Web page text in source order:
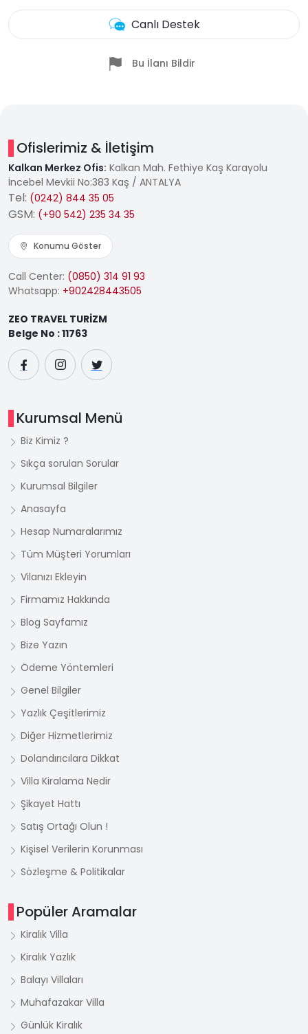
Canlı Destek
Bu İlanı Bildir
Ofislerimiz & İletişim
Kalkan Merkez Ofis: Kalkan Mah. Fethiye Kaş Karayolu
İncebel Mevkii No:383 Kaş / ANTALYA
Tel: (0242) 844 35 05
GSM: (+90 542) 235 34 35
Konumu Göster
Call Center: (0850) 314 91 93
Whatsapp: +902428443505
ZEO TRAVEL TURİZM
Belge No : 11763
Kurumsal Menü
Biz Kimiz ?
Sıkça sorulan Sorular
Kurumsal Bilgiler
Anasayfa
Hesap Numaralarımız
Tüm Müşteri Yorumları
Vilanızı Ekleyin
Firmamız Hakkında
Blog Sayfamız
Bize Yazın
Ödeme Yöntemleri
Genel Bilgiler
Yazlık Çeşitlerimiz
Diğer Hizmetlerimiz
Dolandırıcılara Dikkat
Villa Kiralama Nedir
Şikayet Hattı
Satış Ortağı Olun !
Kişisel Verilerin Korunması
Sözleşme & Politikalar
Popüler Aramalar
Kiralık Villa
Kiralık Yazlık
Balayı Villaları
Muhafazakar Villa
Günlük Kiralık